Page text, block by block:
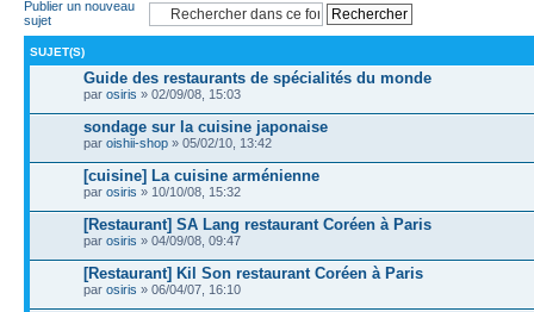
Publier un nouveau
sujet
SUJET(S)
Guide des restaurants de spécialités du monde
par osiris » 02/09/08, 15:03
sondage sur la cuisine japonaise
par oishii-shop » 05/02/10, 13:42
[cuisine] La cuisine arménienne
par osiris » 10/10/08, 15:32
[Restaurant] SA Lang restaurant Coréen à Paris
par osiris » 04/09/08, 09:47
[Restaurant] Kil Son restaurant Coréen à Paris
par osiris » 06/04/07, 16:10